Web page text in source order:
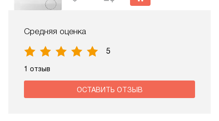
Средняя оценка
5
1 отзыв
ОСТАВИТЬ ОТЗЫВ